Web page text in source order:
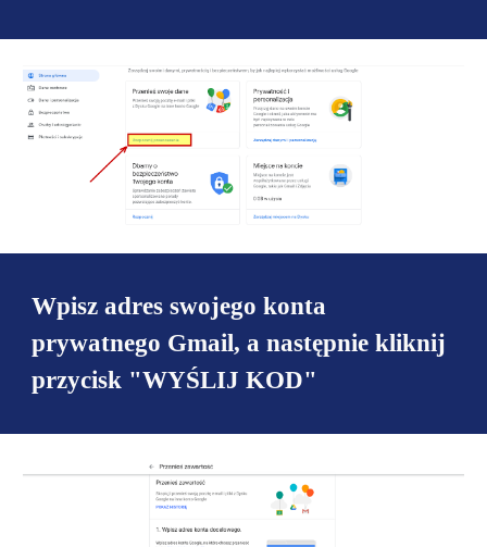
Wpisz adres swojego konta
prywatnego Gmail, a następnie kliknij
przycisk "WYŚLIJ KOD"